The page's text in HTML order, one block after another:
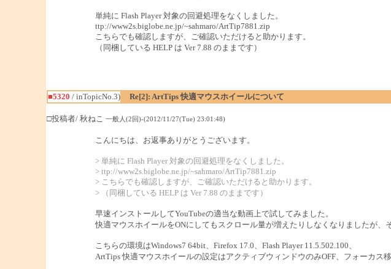
単純に Flash Player 対象の回避処理をなくしました。
ttp://www2s.biglobe.ne.jp/~sahmaro/ArtTip7881.zip
こちらでも確認しますが、ご確認いただけると助かります。
（同梱している HELP は Ver 7.88 のままです）
■5320 / inTopicNo.3)
Re[2]: ArtTips 快適マウスホイールについて
□投稿者/ 秋ねこ 一般人(2回)-(2012/11/27(Tue) 23:01:48)
こんにちは、お返事ありがとうございます。
> 単純に Flash Player 対象の回避処理をなくしました。
> ttp://www2s.biglobe.ne.jp/~sahmaro/ArtTip7881.zip
> こちらでも確認しますが、ご確認いただけると助かります。
> （同梱している HELP は Ver 7.88 のままです）
早速インストールしてYouTubeの適当な動画上で試してみました。
快適マウスホイールをONにしてもスクロール量が増えたりしなくなりましたが、
こちらの環境はWindows7 64bit、Firefox 17.0、Flash Player 11.5.502.100、
ArtTips 快適マウスホイールの設定はアクティブウィンドウのみOFF、フォーカス移